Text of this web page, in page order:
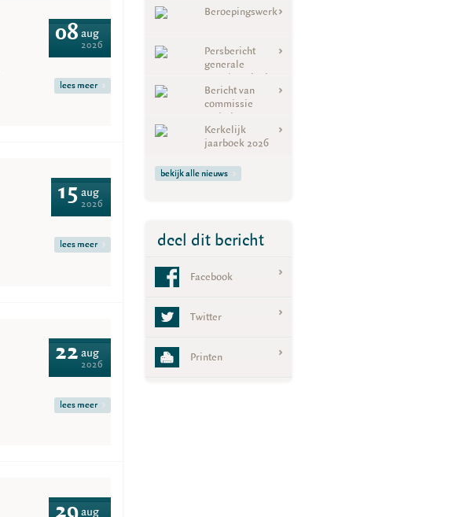
08 aug
2026
lees meer
15 aug
2026
lees meer
22 aug
2026
lees meer
29aug
Beroepingswerk
Persbericht
generale
synode 19 juni
2026
Bericht van
commissie
toelating
Kerkelijk
jaarboek 2026
bekijk alle nieuws
deel dit bericht
Facebook
Twitter
Printen